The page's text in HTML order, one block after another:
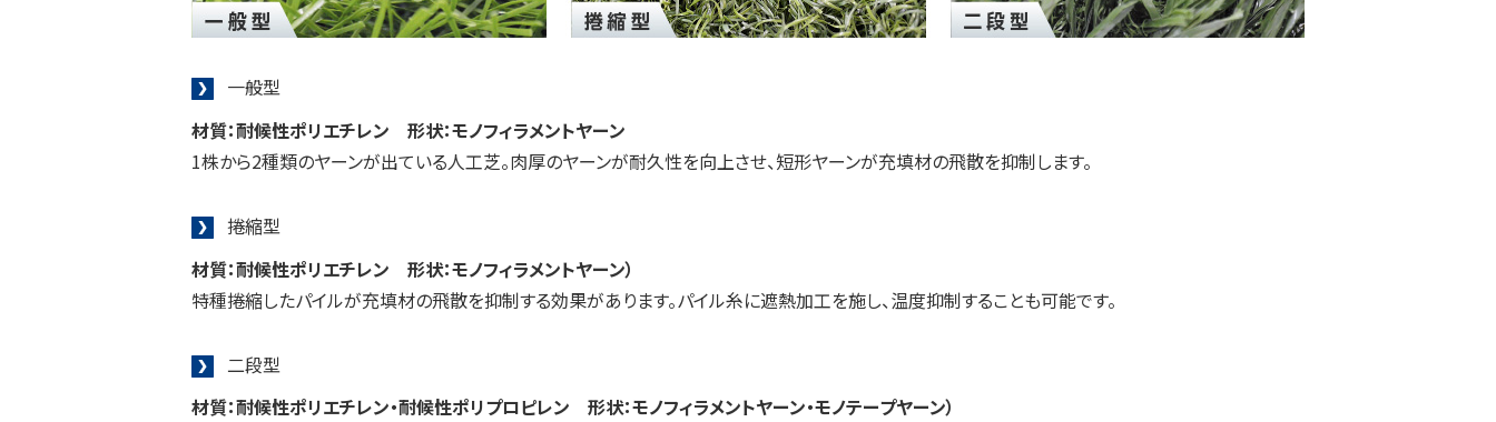
一般型
材質：耐候性ポリエチレン 形状：モノフィラメントヤーン
1株から2種類のヤーンが出ている人工芝。肉厚のヤーンが耐久性を向上させ、短形ヤーンが充填材の飛散を抑制します。
捲縮型
材質：耐候性ポリエチレン 形状：モノフィラメントヤーン）
特種捲縮したパイルが充填材の飛散を抑制する効果があります。パイル糸に遮熱加工を施し、温度抑制することも可能です。
二段型
材質：耐候性ポリエチレン・耐候性ポリプロピレン 形状：モノフィラメントヤーン・モノテープヤーン）